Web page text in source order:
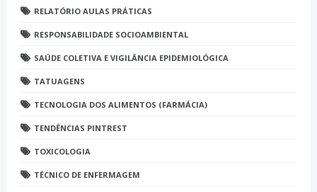
RELATÓRIO AULAS PRÁTICAS
RESPONSABILIDADE SOCIOAMBIENTAL
SAÚDE COLETIVA E VIGILÂNCIA EPIDEMIOLÓGICA
TATUAGENS
TECNOLOGIA DOS ALIMENTOS (FARMÁCIA)
TENDÊNCIAS PINTREST
TOXICOLOGIA
TÉCNICO DE ENFERMAGEM